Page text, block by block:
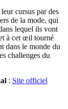
cursus par des
de la mode, qui
lequel ils vont
à cet œil tourné
dans le monde du
challenges du
: Site officiel